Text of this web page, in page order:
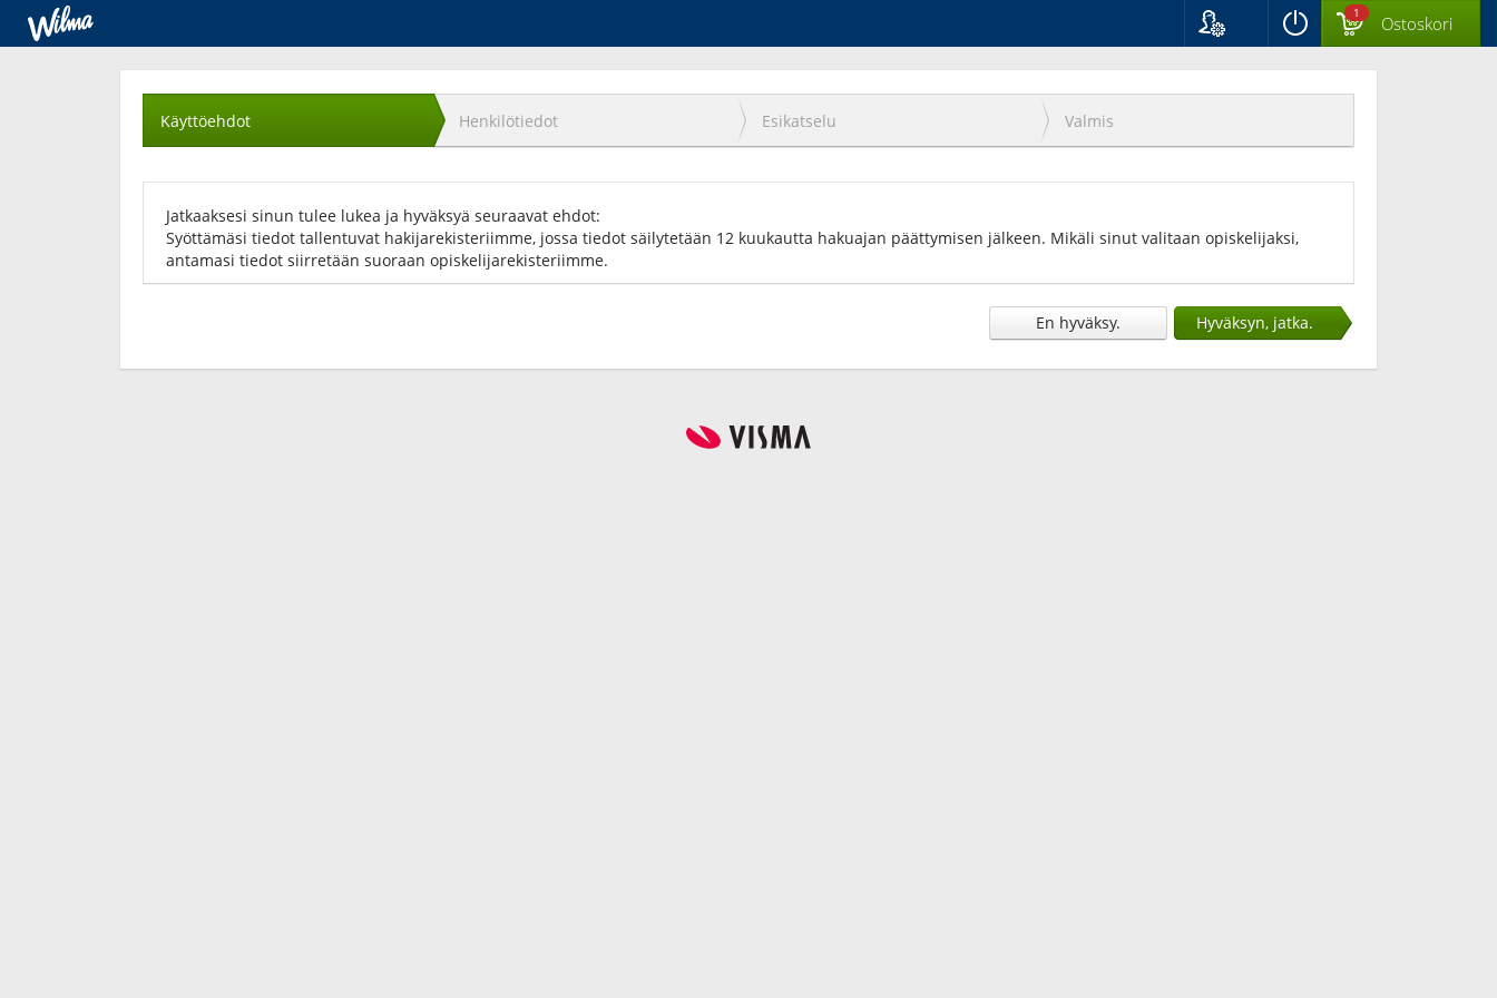
1 Ostoskori
Käyttöehtojen
hyväksyminen
Käyttöehdot Henkilötiedot Esikatselu Valmis
Jatkaaksesi sinun tulee lukea ja hyväksyä seuraavat ehdot:
Syöttämäsi tiedot tallentuvat hakijarekisteriimme, jossa tiedot säilytetään 12 kuukautta hakuajan päättymisen jälkeen. Mikäli sinut valitaan opiskelijaksi,
antamasi tiedot siirretään suoraan opiskelijarekisteriimme.
En hyväksy. Hyväksyn, jatka.